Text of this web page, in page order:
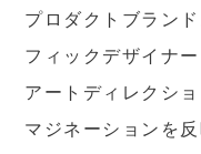
プロダクトブラン
フィックデザイナ
アートディレクシ
マジネーションを